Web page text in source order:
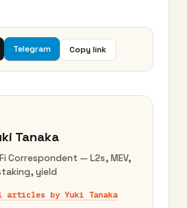
Telegram Copy link
Tanaka
Correspondent — L2s, MEV,
yield
articles by Yuki Tanaka